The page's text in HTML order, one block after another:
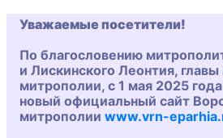
Уважаемые посетители!
По благословению
и Лискинского Леонтия,
митрополии, с 1 мая 2025
новый официальный сайт
митрополии www.vrn-